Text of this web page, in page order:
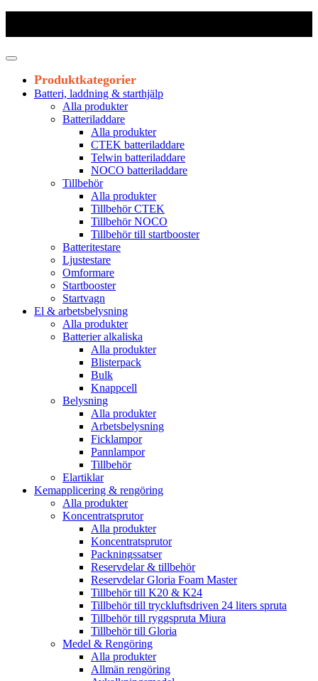
Produktkategorier
Batteri, laddning & starthjälp
Alla produkter
Batteriladdare
Alla produkter
CTEK batteriladdare
Telwin batteriladdare
NOCO batteriladdare
Tillbehör
Alla produkter
Tillbehör CTEK
Tillbehör NOCO
Tillbehör till startbooster
Batteritestare
Ljustestare
Omformare
Startbooster
Startvagn
El & arbetsbelysning
Alla produkter
Batterier alkaliska
Alla produkter
Blisterpack
Bulk
Knappcell
Belysning
Alla produkter
Arbetsbelysning
Ficklampor
Pannlampor
Tillbehör
Elartiklar
Kemapplicering & rengöring
Alla produkter
Koncentratsprutor
Alla produkter
Koncentratsprutor
Packningssatser
Reservdelar & tillbehör
Reservdelar Gloria Foam Master
Tillbehör till K20 & K24
Tillbehör till tryckluftsdriven 24 liters spruta
Tillbehör till ryggspruta Miura
Tillbehör till Gloria
Medel & Rengöring
Alla produkter
Allmän rengöring